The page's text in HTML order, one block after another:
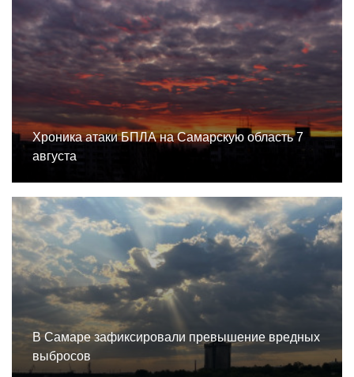
Хроника атаки БПЛА на Самарскую область 7
августа
В Самаре зафиксировали превышение вредных
выбросов